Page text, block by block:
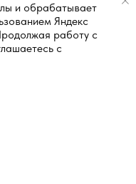
и обрабатывает
Яндекс
работу с
с